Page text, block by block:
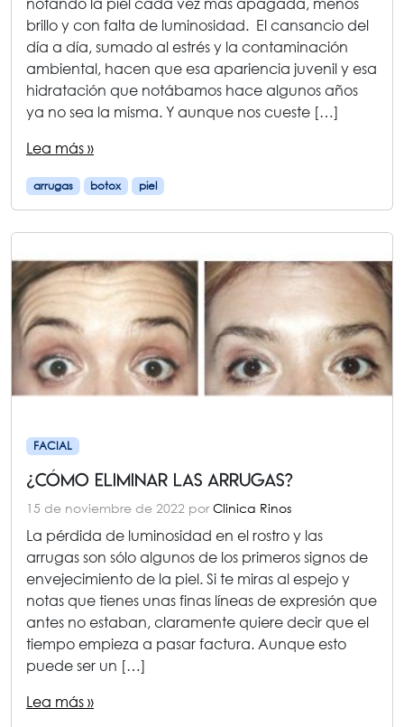
brillo y con falta de luminosidad. El cansancio del
día a día, sumado al estrés y la contaminación
ambiental, hacen que esa apariencia juvenil y esa
hidratación que notábamos hace algunos años
ya no sea la misma. Y aunque nos cueste […]
Lea más »
arrugas botox piel
FACIAL
¿Cómo eliminar las arrugas?
15 de noviembre de 2022 porClinica Rinos
La pérdida de luminosidad en el rostro y las
arrugas son sólo algunos de los primeros signos de
envejecimiento de la piel. Si te miras al espejo y
notas que tienes unas finas líneas de expresión que
antes no estaban, claramente quiere decir que el
tiempo empieza a pasar factura. Aunque esto
puede ser un […]
Lea más »